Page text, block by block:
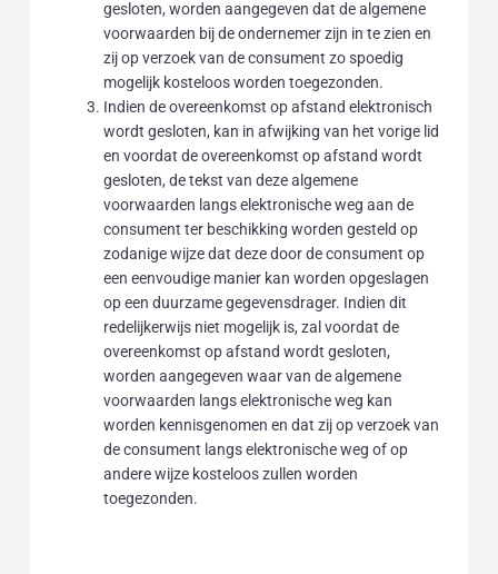
gesloten, worden aangegeven dat de algemene
voorwaarden bij de ondernemer zijn in te zien en
zij op verzoek van de consument zo spoedig
mogelijk kosteloos worden toegezonden.
Indien de overeenkomst op afstand elektronisch
wordt gesloten, kan in afwijking van het vorige lid
en voordat de overeenkomst op afstand wordt
gesloten, de tekst van deze algemene
voorwaarden langs elektronische weg aan de
consument ter beschikking worden gesteld op
zodanige wijze dat deze door de consument op
een eenvoudige manier kan worden opgeslagen
op een duurzame gegevensdrager. Indien dit
redelijkerwijs niet mogelijk is, zal voordat de
overeenkomst op afstand wordt gesloten,
worden aangegeven waar van de algemene
voorwaarden langs elektronische weg kan
worden kennisgenomen en dat zij op verzoek van
de consument langs elektronische weg of op
andere wijze kosteloos zullen worden
toegezonden.